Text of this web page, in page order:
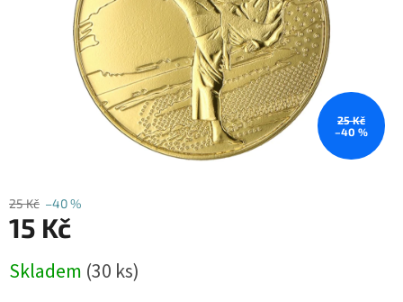
25 Kč
–40 %
25 Kč –40 %
15 Kč
cena:
Skladem (30 ks)